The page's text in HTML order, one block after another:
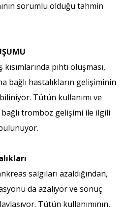
sorumlu olduğu tahmin
pıhtı oluşması,
bağlı hastalıkların gelişiminin
Tütün kullanımı ve
tromboz gelişimi ile ilgili
salgıları azaldığından,
da azalıyor ve sonuç
Tütün kullanımının,